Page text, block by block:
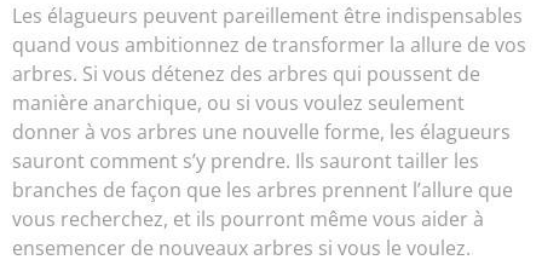
Les élagueurs peuvent pareillement être indispensables
quand vous ambitionnez de transformer la allure de vos
arbres. Si vous détenez des arbres qui poussent de
manière anarchique, ou si vous voulez seulement
donner à vos arbres une nouvelle forme, les élagueurs
sauront comment s’y prendre. Ils sauront tailler les
branches de façon que les arbres prennent l’allure que
vous recherchez, et ils pourront même vous aider à
ensemencer de nouveaux arbres si vous le voulez.